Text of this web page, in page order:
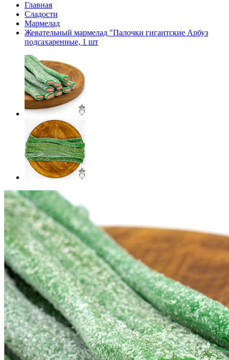
Главная
Сладости
Мармелад
Жевательный мармелад "Палочки гигантские Арбуз
подсахаренные, 1 шт